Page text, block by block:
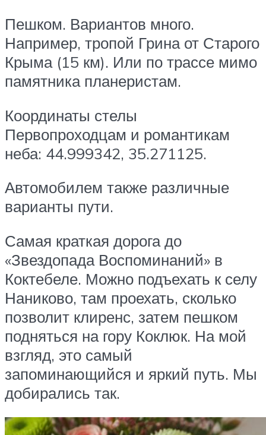
Пешком. Вариантов много.
Например, тропой Грина от Старого
Крыма (15 км). Или по трассе мимо
памятника планеристам.
Координаты стелы
Первопроходцам и романтикам
неба: 44.999342, 35.271125.
Автомобилем также различные
варианты пути.
Самая краткая дорога до
«Звездопада Воспоминаний» в
Коктебеле. Можно подъехать к селу
Наниково, там проехать, сколько
позволит клиренс, затем пешком
подняться на гору Коклюк. На мой
взгляд, это самый
запоминающийся и яркий путь. Мы
добирались так.